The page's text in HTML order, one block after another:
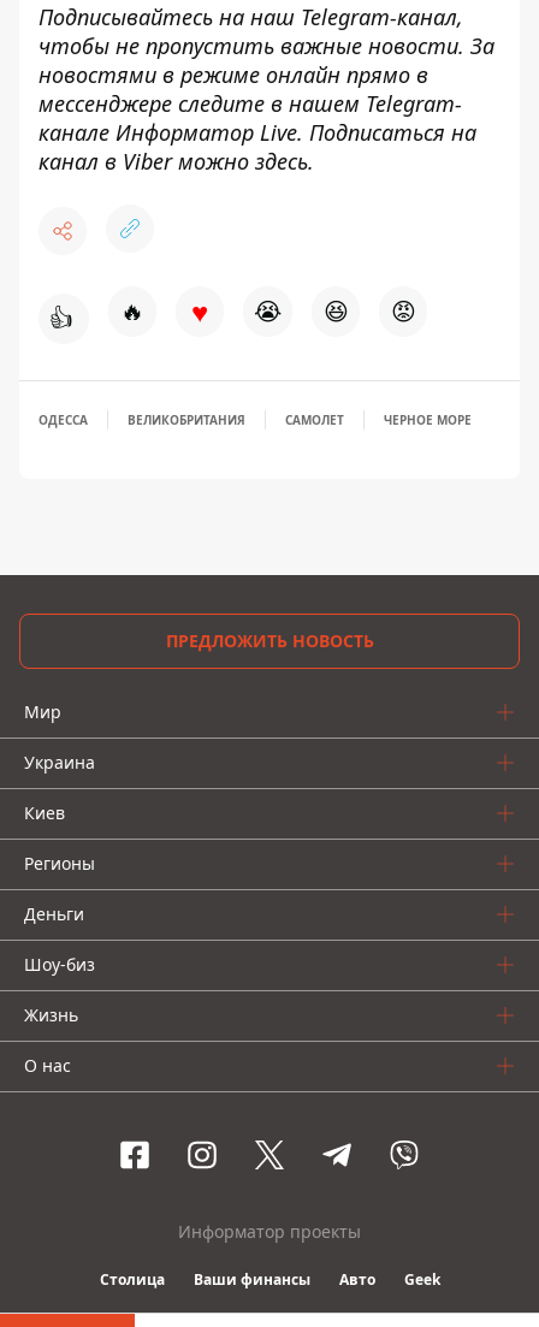
Подписывайтесь на наш Telegram-канал,
чтобы не пропустить важные новости. За
новостями в режиме онлайн прямо в
мессенджере следите в нашем Telegram-
канале Информатор Live. Подписаться на
канал в Viber можно здесь.
👍 🔥 ♥ 😭 😆 😡
ОДЕССА ВЕЛИКОБРИТАНИЯ САМОЛЕТ ЧЕРНОЕ МОРЕ
ПРЕДЛОЖИТЬ НОВОСТЬ
Мир
Украина
Киев
Регионы
Деньги
Шоу-биз
Жизнь
О нас
Информатор проекты
Столица Ваши финансы Авто Geek